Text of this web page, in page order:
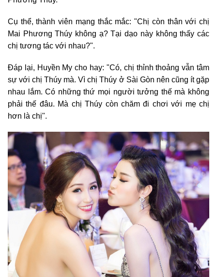
Cụ thể, thành viên mạng thắc mắc: "Chị còn thân với chị
Mai Phương Thúy không ạ? Tại dạo này không thấy các
chị tương tác với nhau?".
Đáp lại, Huyền My cho hay: "Có, chị thỉnh thoảng vẫn tâm
sự với chị Thúy mà. Vì chị Thúy ở Sài Gòn nên cũng ít gặp
nhau lắm. Có những thứ mọi người tưởng thế mà không
phải thế đâu. Mà chị Thúy còn chăm đi chơi với mẹ chị
hơn là chị".